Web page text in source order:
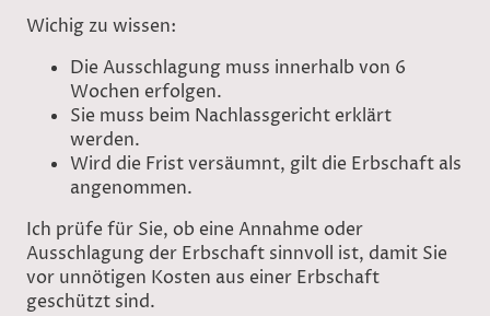
Wichig zu wissen:
Die Ausschlagung muss innerhalb von 6
Wochen erfolgen.
Sie muss beim Nachlassgericht erklärt
werden.
Wird die Frist versäumnt, gilt die Erbschaft als
angenommen.
Ich prüfe für Sie, ob eine Annahme oder
Ausschlagung der Erbschaft sinnvoll ist, damit Sie
vor unnötigen Kosten aus einer Erbschaft
geschützt sind.